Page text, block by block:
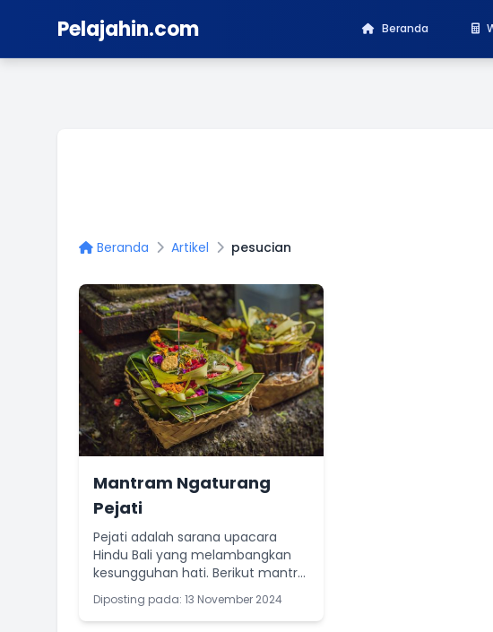
Pelajahin.com Beranda
Beranda Artikel pesucian
Mantram Ngaturang
Pejati
Pejati adalah sarana upacara
Hindu Bali yang melambangkan
kesungguhan hati. Berikut mantra
untuk menghaturkan pejati dalam
upacara tersebut.
Diposting pada: 13 November 2024